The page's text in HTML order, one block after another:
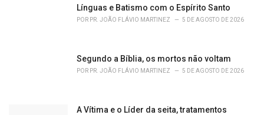
Línguas e Batismo com o Espírito Santo
POR PR. JOÃO FLÁVIO MARTINEZ 5 DE AGOSTO DE 2026
Segundo a Bíblia, os mortos não voltam
POR PR. JOÃO FLÁVIO MARTINEZ 5 DE AGOSTO DE 2026
A Vítima e o Líder da seita, tratamentos